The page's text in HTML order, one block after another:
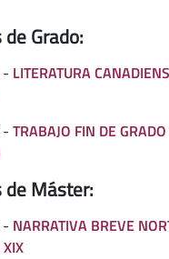
Grado:
LITERATURA
TRABAJO FIN DE
Máster:
NARRATIVA BREVE